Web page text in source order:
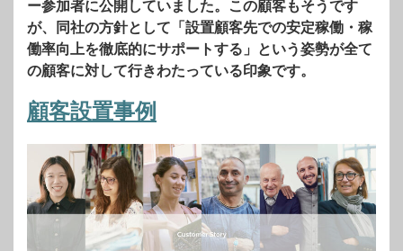
ー参加者に公開していました。この顧客もそうです
が、同社の方針として「設置顧客先での安定稼働・稼
働率向上を徹底的にサポートする」という姿勢が全て
の顧客に対して行きわたっている印象です。
顧客設置事例